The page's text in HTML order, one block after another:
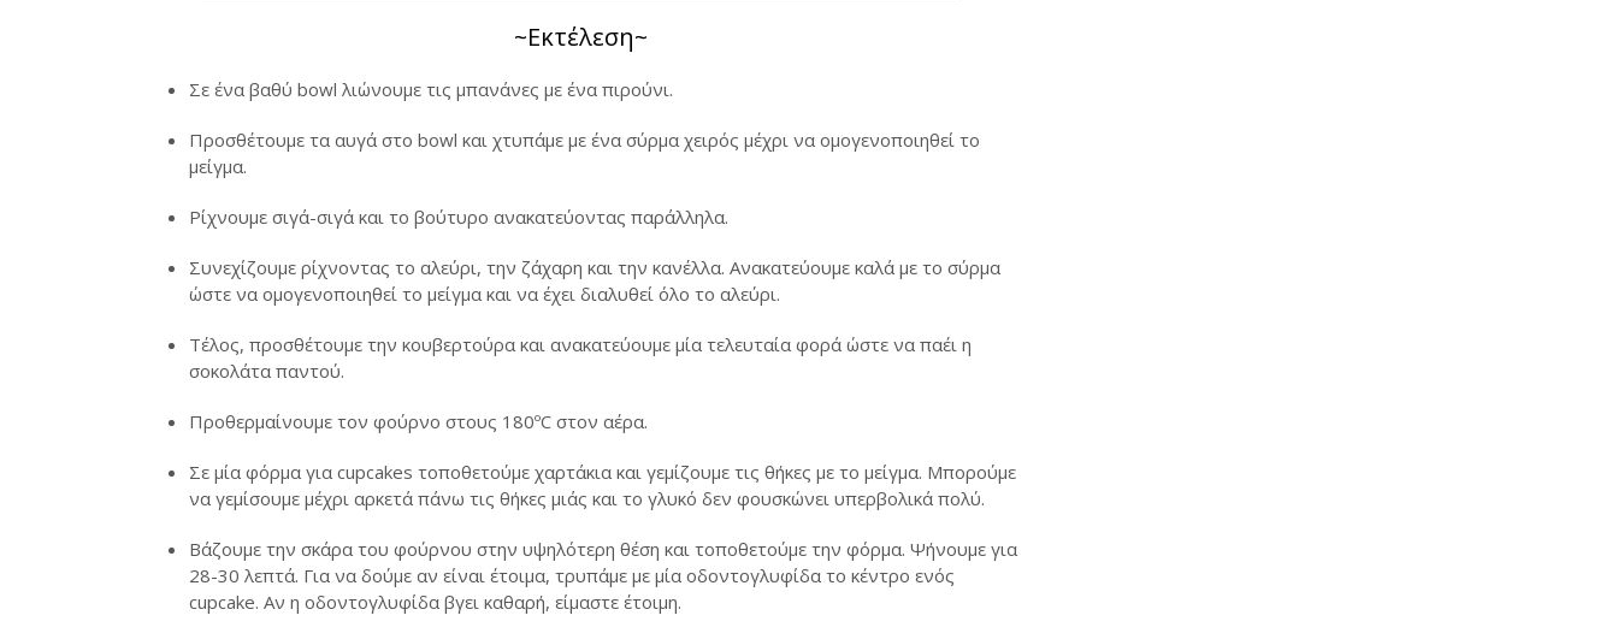
~Εκτέλεση~
Σε ένα βαθύ bowl λιώνουμε τις μπανάνες με ένα πιρούνι.
Προσθέτουμε τα αυγά στο bowl και χτυπάμε με ένα σύρμα χειρός μέχρι να ομογενοποιηθεί το
μείγμα.
Ρίχνουμε σιγά-σιγά και το βούτυρο ανακατεύοντας παράλληλα.
Συνεχίζουμε ρίχνοντας το αλεύρι, την ζάχαρη και την κανέλλα. Ανακατεύουμε καλά με το σύρμα
ώστε να ομογενοποιηθεί το μείγμα και να έχει διαλυθεί όλο το αλεύρι.
Τέλος, προσθέτουμε την κουβερτούρα και ανακατεύουμε μία τελευταία φορά ώστε να παέι η
σοκολάτα παντού.
Προθερμαίνουμε τον φούρνο στους 180ºC στον αέρα.
Σε μία φόρμα για cupcakes τοποθετούμε χαρτάκια και γεμίζουμε τις θήκες με το μείγμα. Μπορούμε
να γεμίσουμε μέχρι αρκετά πάνω τις θήκες μιάς και το γλυκό δεν φουσκώνει υπερβολικά πολύ.
Βάζουμε την σκάρα του φούρνου στην υψηλότερη θέση και τοποθετούμε την φόρμα. Ψήνουμε για
28-30 λεπτά. Για να δούμε αν είναι έτοιμα, τρυπάμε με μία οδοντογλυφίδα το κέντρο ενός
cupcake. Αν η οδοντογλυφίδα βγει καθαρή, είμαστε έτοιμη.